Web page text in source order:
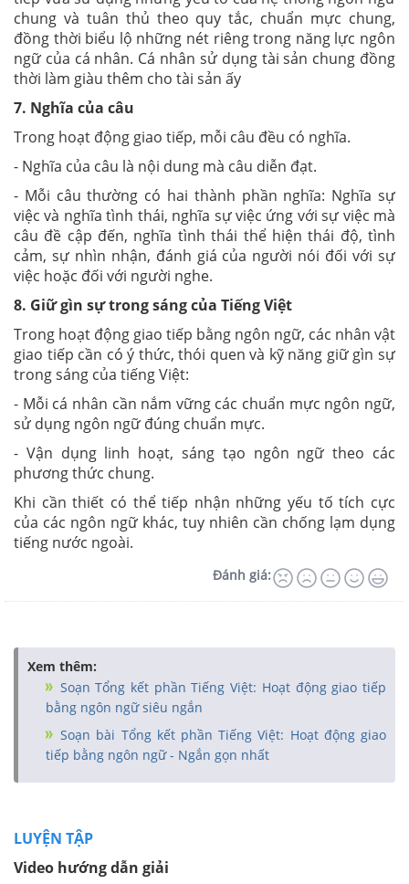
chung và tuân thủ theo quy tắc, chuẩn mực chung,
đồng thời biểu lộ những nét riêng trong năng lực ngôn
ngữ của cá nhân. Cá nhân sử dụng tài sản chung đồng
thời làm giàu thêm cho tài sản ấy
7. Nghĩa của câu
Trong hoạt động giao tiếp, mỗi câu đều có nghĩa.
- Nghĩa của câu là nội dung mà câu diễn đạt.
- Mỗi câu thường có hai thành phần nghĩa: Nghĩa sự
việc và nghĩa tình thái, nghĩa sự việc ứng với sự việc mà
câu đề cập đến, nghĩa tình thái thể hiện thái độ, tình
cảm, sự nhìn nhận, đánh giá của người nói đối với sự
việc hoặc đối với người nghe.
8. Giữ gìn sự trong sáng của Tiếng Việt
Trong hoạt động giao tiếp bằng ngôn ngữ, các nhân vật
giao tiếp cần có ý thức, thói quen và kỹ năng giữ gìn sự
trong sáng của tiếng Việt:
- Mỗi cá nhân cần nắm vững các chuẩn mực ngôn ngữ,
sử dụng ngôn ngữ đúng chuẩn mực.
- Vận dụng linh hoạt, sáng tạo ngôn ngữ theo các
phương thức chung.
Khi cần thiết có thể tiếp nhận những yếu tố tích cực
của các ngôn ngữ khác, tuy nhiên cần chống lạm dụng
tiếng nước ngoài.
Đánh giá:
Xem thêm:
Soạn Tổng kết phần Tiếng Việt: Hoạt động giao tiếp
bằng ngôn ngữ siêu ngắn
Soạn bài Tổng kết phần Tiếng Việt: Hoạt động giao
tiếp bằng ngôn ngữ - Ngắn gọn nhất
LUYỆN TẬP
Video hướng dẫn giải